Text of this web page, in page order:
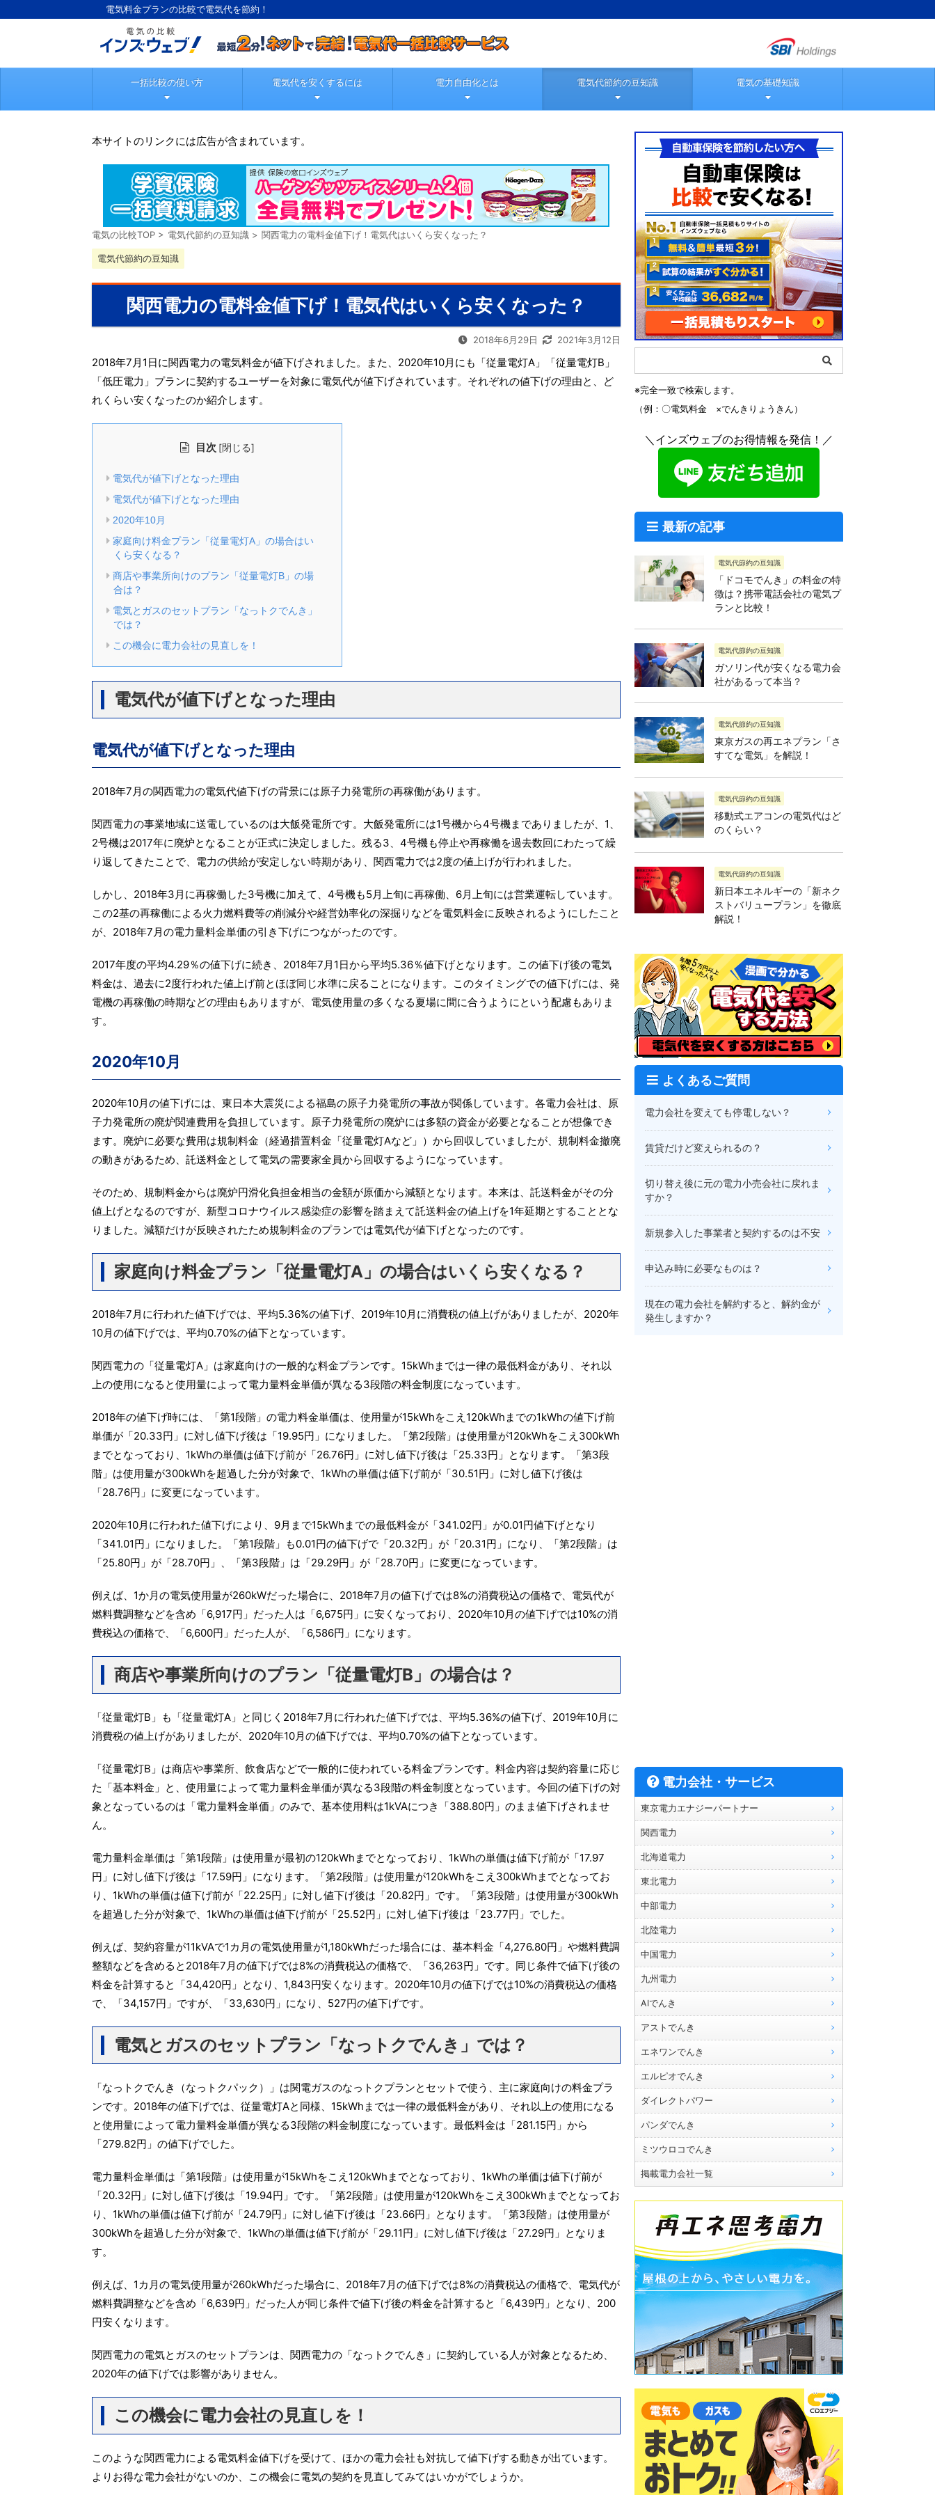
電気料金プランの比較で電気代を節約！
一括比較の使い方 電気代を安くするには 電力自由化とは 電気代節約の豆知識 電気の基礎知識
本サイトのリンクには広告が含まれています。
電気の比較TOP > 電気代節約の豆知識 > 関西電力の電料金値下げ！電気代はいくら安くなった？
電気代節約の豆知識
関西電力の電料金値下げ！電気代はいくら安くなった？
2018年6月29日 2021年3月12日
2018年7月1日に関西電力の電気料金が値下げされました。また、2020年10月にも「従量電灯A」「従量電灯B」
「低圧電力」プランに契約するユーザーを対象に電気代が値下げされています。それぞれの値下げの理由と、ど
れくらい安くなったのか紹介します。
目次 [閉じる]
電気代が値下げとなった理由
電気代が値下げとなった理由
2020年10月
家庭向け料金プラン「従量電灯A」の場合はい
くら安くなる？
商店や事業所向けのプラン「従量電灯B」の場
合は？
電気とガスのセットプラン「なっトクでんき」
では？
この機会に電力会社の見直しを！
電気代が値下げとなった理由
電気代が値下げとなった理由
2018年7月の関西電力の電気代値下げの背景には原子力発電所の再稼働があります。
関西電力の事業地域に送電しているのは大飯発電所です。大飯発電所には1号機から4号機までありましたが、1、
2号機は2017年に廃炉となることが正式に決定しました。残る3、4号機も停止や再稼働を過去数回にわたって繰
り返してきたことで、電力の供給が安定しない時期があり、関西電力では2度の値上げが行われました。
しかし、2018年3月に再稼働した3号機に加えて、4号機も5月上旬に再稼働、6月上旬には営業運転しています。
この2基の再稼働による火力燃料費等の削減分や経営効率化の深掘りなどを電気料金に反映されるようにしたこと
が、2018年7月の電力量料金単価の引き下げにつながったのです。
2017年度の平均4.29％の値下げに続き、2018年7月1日から平均5.36％値下げとなります。この値下げ後の電気
料金は、過去に2度行われた値上げ前とほぼ同じ水準に戻ることになります。このタイミングでの値下げには、発
電機の再稼働の時期などの理由もありますが、電気使用量の多くなる夏場に間に合うようにという配慮もありま
す。
2020年10月
2020年10月の値下げには、東日本大震災による福島の原子力発電所の事故が関係しています。各電力会社は、原
子力発電所の廃炉関連費用を負担しています。原子力発電所の廃炉には多額の資金が必要となることが想像でき
ます。廃炉に必要な費用は規制料金（経過措置料金「従量電灯Aなど」）から回収していましたが、規制料金撤廃
の動きがあるため、託送料金として電気の需要家全員から回収するようになっています。
そのため、規制料金からは廃炉円滑化負担金相当の金額が原価から減額となります。本来は、託送料金がその分
値上げとなるのですが、新型コロナウイルス感染症の影響を踏まえて託送料金の値上げを1年延期とすることとな
りました。減額だけが反映されたため規制料金のプランでは電気代が値下げとなったのです。
家庭向け料金プラン「従量電灯A」の場合はいくら安くなる？
2018年7月に行われた値下げでは、平均5.36%の値下げ、2019年10月に消費税の値上げがありましたが、2020年
10月の値下げでは、平均0.70%の値下となっています。
関西電力の「従量電灯A」は家庭向けの一般的な料金プランです。15kWhまでは一律の最低料金があり、それ以
上の使用になると使用量によって電力量料金単価が異なる3段階の料金制度になっています。
2018年の値下げ時には、「第1段階」の電力料金単価は、使用量が15kWhをこえ120kWhまでの1kWhの値下げ前
単価が「20.33円」に対し値下げ後は「19.95円」になりました。「第2段階」は使用量が120kWhをこえ300kWh
までとなっており、1kWhの単価は値下げ前が「26.76円」に対し値下げ後は「25.33円」となります。「第3段
階」は使用量が300kWhを超過した分が対象で、1kWhの単価は値下げ前が「30.51円」に対し値下げ後は
「28.76円」に変更になっています。
2020年10月に行われた値下げにより、9月まで15kWhまでの最低料金が「341.02円」が0.01円値下げとなり
「341.01円」になりました。「第1段階」も0.01円の値下げで「20.32円」が「20.31円」になり、「第2段階」は
「25.80円」が「28.70円」、「第3段階」は「29.29円」が「28.70円」に変更になっています。
例えば、1か月の電気使用量が260kWだった場合に、2018年7月の値下げでは8%の消費税込の価格で、電気代が
燃料費調整などを含め「6,917円」だった人は「6,675円」に安くなっており、2020年10月の値下げでは10%の消
費税込の価格で、「6,600円」だった人が、「6,586円」になります。
商店や事業所向けのプラン「従量電灯B」の場合は？
「従量電灯B」も「従量電灯A」と同じく2018年7月に行われた値下げでは、平均5.36%の値下げ、2019年10月に
消費税の値上げがありましたが、2020年10月の値下げでは、平均0.70%の値下となっています。
「従量電灯B」は商店や事業所、飲食店などで一般的に使われている料金プランです。料金内容は契約容量に応じ
た「基本料金」と、使用量によって電力量料金単価が異なる3段階の料金制度となっています。今回の値下げの対
象となっているのは「電力量料金単価」のみで、基本使用料は1kVAにつき「388.80円」のまま値下げされませ
ん。
電力量料金単価は「第1段階」は使用量が最初の120kWhまでとなっており、1kWhの単価は値下げ前が「17.97
円」に対し値下げ後は「17.59円」になります。「第2段階」は使用量が120kWhをこえ300kWhまでとなってお
り、1kWhの単価は値下げ前が「22.25円」に対し値下げ後は「20.82円」です。「第3段階」は使用量が300kWh
を超過した分が対象で、1kWhの単価は値下げ前が「25.52円」に対し値下げ後は「23.77円」でした。
例えば、契約容量が11kVAで1カ月の電気使用量が1,180kWhだった場合には、基本料金「4,276.80円」や燃料費調
整額などを含めると2018年7月の値下げでは8%の消費税込の価格で、「36,263円」です。同じ条件で値下げ後の
料金を計算すると「34,420円」となり、1,843円安くなります。2020年10月の値下げでは10%の消費税込の価格
で、「34,157円」ですが、「33,630円」になり、527円の値下げです。
電気とガスのセットプラン「なっトクでんき」では？
「なっトクでんき（なっトクパック）」は関電ガスのなっトクプランとセットで使う、主に家庭向けの料金プラ
ンです。2018年の値下げでは、従量電灯Aと同様、15kWhまでは一律の最低料金があり、それ以上の使用になる
と使用量によって電力量料金単価が異なる3段階の料金制度になっています。最低料金は「281.15円」から
「279.82円」の値下げでした。
電力量料金単価は「第1段階」は使用量が15kWhをこえ120kWhまでとなっており、1kWhの単価は値下げ前が
「20.32円」に対し値下げ後は「19.94円」です。「第2段階」は使用量が120kWhをこえ300kWhまでとなってお
り、1kWhの単価は値下げ前が「24.79円」に対し値下げ後は「23.66円」となります。「第3段階」は使用量が
300kWhを超過した分が対象で、1kWhの単価は値下げ前が「29.11円」に対し値下げ後は「27.29円」となりま
す。
例えば、1カ月の電気使用量が260kWhだった場合に、2018年7月の値下げでは8%の消費税込の価格で、電気代が
燃料費調整などを含め「6,639円」だった人が同じ条件で値下げ後の料金を計算すると「6,439円」となり、200
円安くなります。
関西電力の電気とガスのセットプランは、関西電力の「なっトクでんき」に契約している人が対象となるため、
2020年の値下げでは影響がありません。
この機会に電力会社の見直しを！
このような関西電力による電気料金値下げを受けて、ほかの電力会社も対抗して値下げする動きが出ています。
よりお得な電力会社がないのか、この機会に電気の契約を見直してみてはいかがでしょうか。
※完全一致で検索します。
（例：〇電気料金 ×でんきりょうきん）
＼インズウェブのお得情報を発信！／
最新の記事
電気代節約の豆知識
「ドコモでんき」の料金の特
徴は？携帯電話会社の電気プ
ランと比較！
電気代節約の豆知識
ガソリン代が安くなる電力会
社があるって本当？
電気代節約の豆知識
東京ガスの再エネプラン「さ
すてな電気」を解説！
電気代節約の豆知識
移動式エアコンの電気代はど
のくらい？
電気代節約の豆知識
新日本エネルギーの「新ネク
ストバリュープラン」を徹底
解説！
よくあるご質問
電力会社を変えても停電しない？
賃貸だけど変えられるの？
切り替え後に元の電力小売会社に戻れま
すか？
新規参入した事業者と契約するのは不安
申込み時に必要なものは？
現在の電力会社を解約すると、解約金が
発生しますか？
電力会社・サービス
東京電力エナジーパートナー
関西電力
北海道電力
東北電力
中部電力
北陸電力
中国電力
九州電力
AIでんき
アストでんき
エネワンでんき
エルピオでんき
ダイレクトパワー
パンダでんき
ミツウロコでんき
掲載電力会社一覧